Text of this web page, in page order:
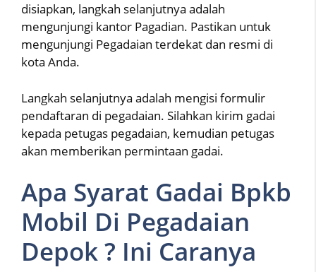
disiapkan, langkah selanjutnya adalah
mengunjungi kantor Pagadian. Pastikan untuk
mengunjungi Pegadaian terdekat dan resmi di
kota Anda.
Langkah selanjutnya adalah mengisi formulir
pendaftaran di pegadaian. Silahkan kirim gadai
kepada petugas pegadaian, kemudian petugas
akan memberikan permintaan gadai.
Apa Syarat Gadai Bpkb
Mobil Di Pegadaian
Depok ? Ini Caranya